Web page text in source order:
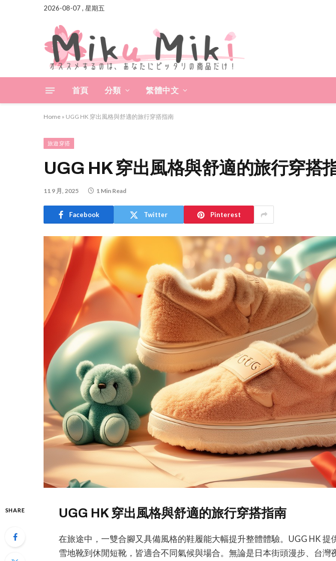
2026-08-07 , 星期五
首頁 分類 繁體中文
Home » UGG HK 穿出風格與舒適的旅行穿搭指南
旅遊穿搭
UGG HK 穿出風格與舒適的旅行穿搭
11 9 月, 2025 1 Min Read
Facebook Twitter Pinterest
SHARE UGG HK 穿出風格與舒適的旅行穿搭指南
在旅途中，一雙合腳又具備風格的鞋履能大幅提升整體體驗。UGG HK 提
雪地靴到休閒短靴，皆適合不同氣候與場合。無論是日本街頭漫步、台灣